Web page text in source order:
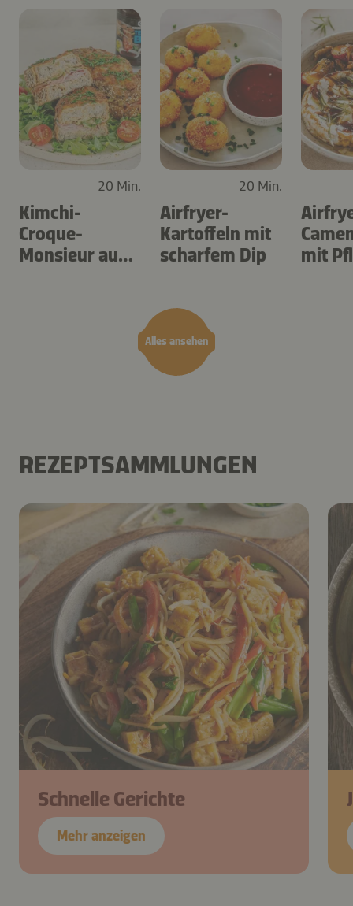
Alles ansehen
20 Min.
Kimchi-
Croque-
Monsieur aus
20 Min.
Airfryer-
Kartoffeln mit
scharfem Dip
mit
REZEPTSAMMLUNGEN
Schnelle Gerichte
Mehr anzeigen